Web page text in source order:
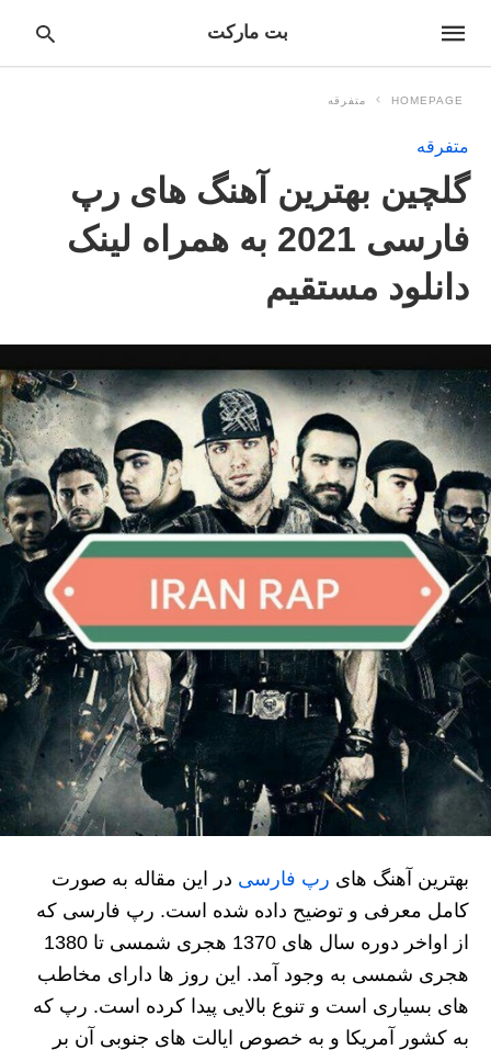
بت مارکت
HOMEPAGE متفرقه
متفرقه
گلچین بهترین آهنگ های رپ
فارسی 2021 به همراه لینک
دانلود مستقیم
بهترین آهنگ های رپ فارسی در این مقاله به صورت
کامل معرفی و توضیح داده شده است. رپ فارسی که
از اواخر دوره سال های 1370 هجری شمسی تا 1380
هجری شمسی به وجود آمد. این روز ها دارای مخاطب
های بسیاری است و تنوع بالایی پیدا کرده است. رپ که
به کشور آمریکا و به خصوص ایالت های جنوبی آن بر